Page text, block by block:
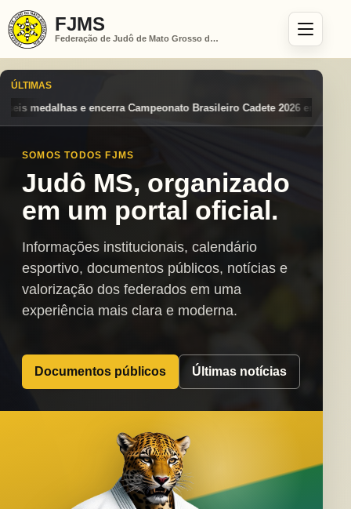
FJMS
Federação de Judô de Mato Grosso do Sul
ÚLTIMAS
Brasileiro Cadete 2026 entre os destaques nacionais Mato Grosso
SOMOS TODOS FJMS
Judô MS, organizado
em um portal oficial.
Informações institucionais, calendário
esportivo, documentos públicos, notícias e
valorização dos federados em uma
experiência mais clara e moderna.
Documentos públicos Últimas notícias